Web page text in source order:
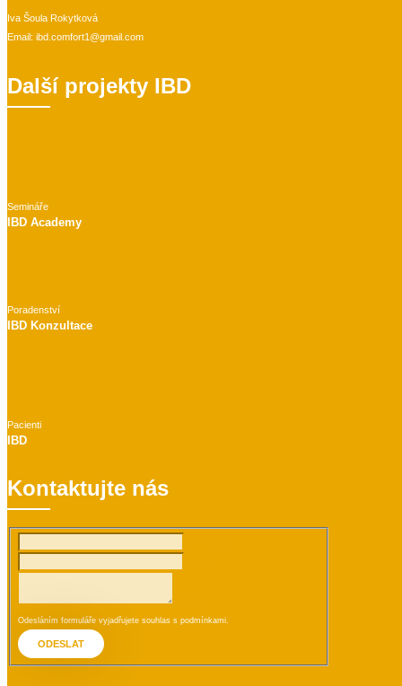
Iva Šoula Rokytková
Email: ibd.comfort1@gmail.com
Další projekty IBD
Semináře
IBD Academy
Poradenství
IBD Konzultace
Pacienti
IBD
Kontaktujte nás
Odesláním formuláře vyjadřujete souhlas spodmínkami.
ODESLAT